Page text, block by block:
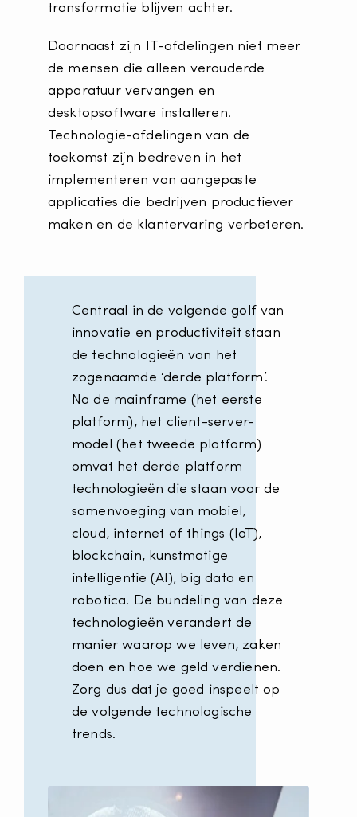
transformatie blijven achter.
Daarnaast zijn IT-afdelingen niet meer
de mensen die alleen verouderde
apparatuur vervangen en
desktopsoftware installeren.
Technologie-afdelingen van de
toekomst zijn bedreven in het
implementeren van aangepaste
applicaties die bedrijven productiever
maken en de klantervaring verbeteren.
Centraal in de volgende golf van
innovatie en productiviteit staan
de technologieën van het
zogenaamde ‘derde platform’.
Na de mainframe (het eerste
platform), het client-server-
model (het tweede platform)
omvat het derde platform
technologieën die staan voor de
samenvoeging van mobiel,
cloud, internet of things (IoT),
blockchain, kunstmatige
intelligentie (AI), big data en
robotica. De bundeling van deze
technologieën verandert de
manier waarop we leven, zaken
doen en hoe we geld verdienen.
Zorg dus dat je goed inspeelt op
de volgende technologische
trends.